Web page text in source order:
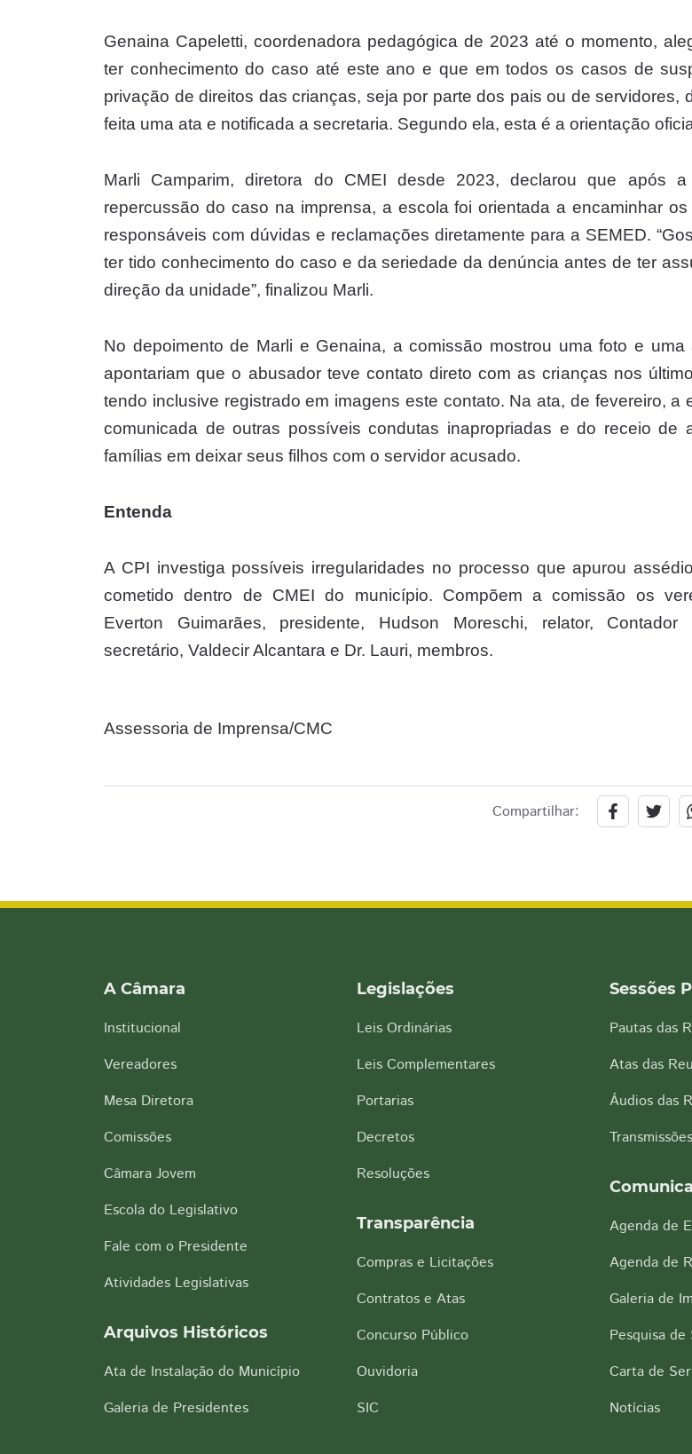
Genaina Capeletti, coordenadora pedagógica de 2023 até o momento,
ter conhecimento do caso até este ano e que em todos os casos de
privação de direitos das crianças, seja por parte dos pais ou de servidores,
feita uma ata e notificada a secretaria. Segundo ela, esta é a orientação
Marli Camparim, diretora do CMEI desde 2023, declarou que após a
repercussão do caso na imprensa, a escola foi orientada a encaminhar
responsáveis com dúvidas e reclamações diretamente para a SEMED.
ter tido conhecimento do caso e da seriedade da denúncia antes de ter
direção da unidade”, finalizou Marli.
No depoimento de Marli e Genaina, a comissão mostrou uma foto e uma
apontariam que o abusador teve contato direto com as crianças nos
tendo inclusive registrado em imagens este contato. Na ata, de fevereiro, a
comunicada de outras possíveis condutas inapropriadas e do receio de
famílias em deixar seus filhos com o servidor acusado.
Entenda
A CPI investiga possíveis irregularidades no processo que apurou
cometido dentro de CMEI do município. Compõem a comissão os
Everton Guimarães, presidente, Hudson Moreschi, relator, Contador
secretário, Valdecir Alcantara e Dr. Lauri, membros.
Assessoria de Imprensa/CMC
Compartilhar:
A Câmara
Institucional
Vereadores
Mesa Diretora
Comissões
Câmara Jovem
Escola do Legislativo
Fale com o Presidente
Atividades Legislativas
Arquivos Históricos
Ata de Instalação do Município
Galeria de Presidentes
Legislações
Leis Ordinárias
Leis Complementares
Portarias
Decretos
Resoluções
Transparência
Compras e Licitações
Contratos e Atas
Concurso Público
Ouvidoria
SIC
Sessões
Pautas das
Atas das
Áudios das
Agenda de
Agenda de
Galeria de
Pesquisa de
Carta de
Notícias